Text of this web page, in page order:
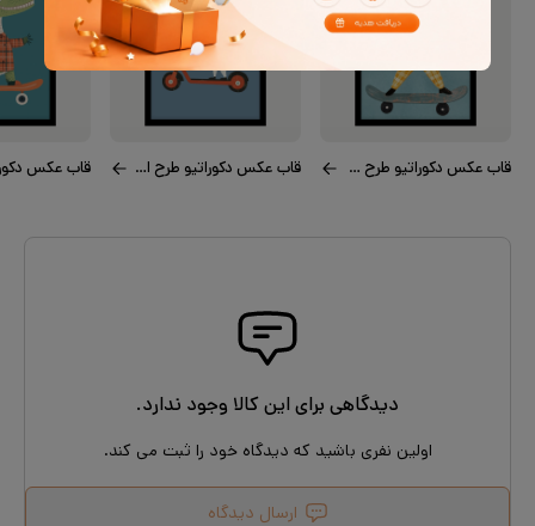
قاب عکس دکوراتیو طرح گربه زبل قاب عکس دکوراتیو طرح اسکوتر سوار
دیدگاهی برای این کالا وجود ندارد.
اولین نفری باشید که دیدگاه خود را ثبت می کند.
ارسال دیدگاه